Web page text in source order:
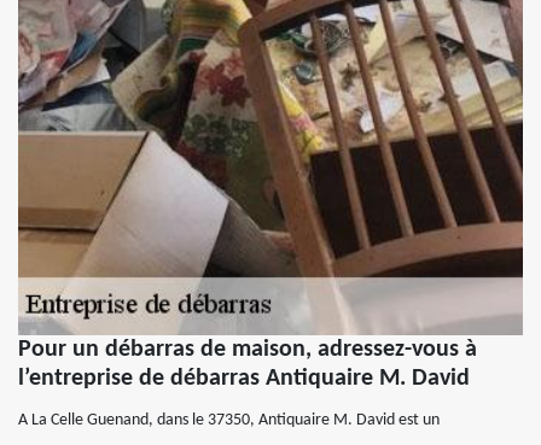
Pour un débarras de maison, adressez-vous à
l’entreprise de débarras Antiquaire M. David
A La Celle Guenand, dans le 37350, Antiquaire M. David est un